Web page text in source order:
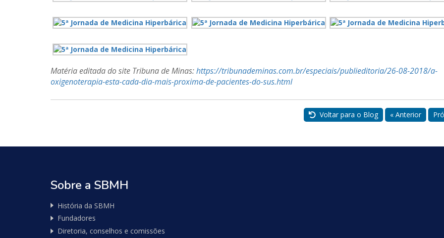
Matéria editada do site Tribuna de Minas:https://tribunademinas.com.br/especiais/publieditoria/26-08-2018/a-
oxigenoterapia-esta-cada-dia-mais-proxima-de-pacientes-do-sus.html
Pure
Club
-
Voltar para o Blog « Anterior
Sobre a SBMH
História da SBMH
Fundadores
Diretoria, conselhos e comissões